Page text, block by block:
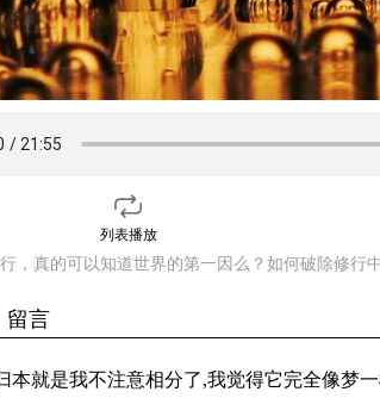
列表播放
，真的可以知道世界的第一因么？如何破除修行
留言
本就是我不注意相分了,我觉得它完全像梦